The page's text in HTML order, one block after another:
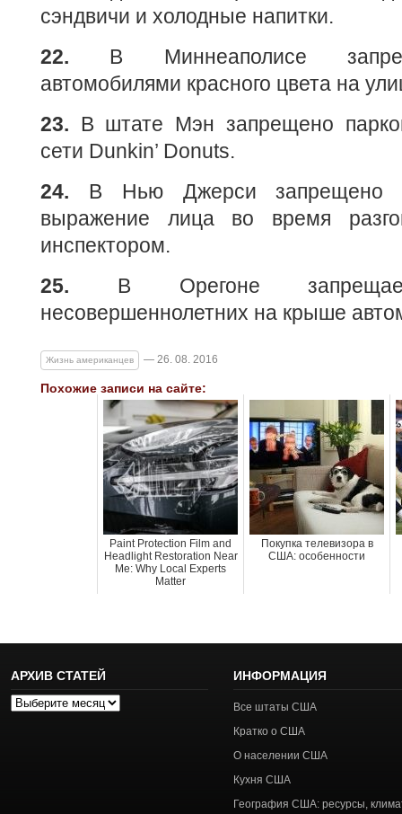
сэндвичи и холодные напитки.
22. В Миннеаполисе
автомобилями красного цвета на
23. В штате Мэн запрещено
сети Dunkin’ Donuts.
24. В Нью Джерси запрещено
выражение лица во время
инспектором.
25. В Орегоне
несовершеннолетних на крыше
Жизнь американцев — 26. 08. 2016
Похожие записи на сайте:
Paint Protection Film and
Headlight Restoration Near
Me: Why Local Experts
Matter
Покупка телевизора в
США: особенности
АРХИВ СТАТЕЙ
Архив
ИНФОРМАЦИЯ
Все штаты США
Кратко о США
О населении США
Кухня США
География США: ресурсы,